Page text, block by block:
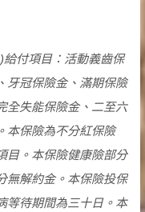
付項目：活動義齒保
牙冠保險金、滿期保險
全失能保險金、二至六
本保險為不分紅保險
目。本保險健康險部分
無解約金。本保險投保
等待期間為三十日。本